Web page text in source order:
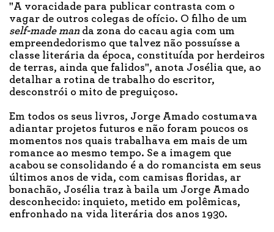
"A voracidade para publicar contrasta com o
vagar de outros colegas de ofício. O filho de um
self-made man da zona do cacau agia com um
empreendedorismo que talvez não possuísse a
classe literária da época, constituída por herdeiros
de terras, ainda que falidos", anota Josélia que, ao
detalhar a rotina de trabalho do escritor,
desconstrói o mito de preguiçoso.
Em todos os seus livros, Jorge Amado costumava
adiantar projetos futuros e não foram poucos os
momentos nos quais trabalhava em mais de um
romance ao mesmo tempo. Se a imagem que
acabou se consolidando é a do romancista em seus
últimos anos de vida, com camisas floridas, ar
bonachão, Josélia traz à baila um Jorge Amado
desconhecido: inquieto, metido em polêmicas,
enfronhado na vida literária dos anos 1930.